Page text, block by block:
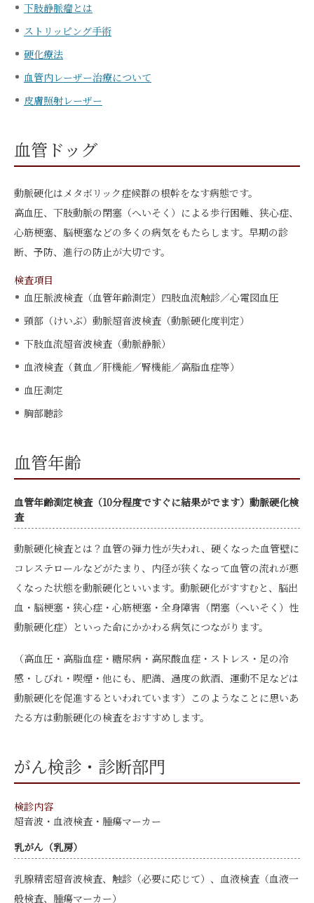
下肢静脈瘤とは
ストリッピング手術
硬化療法
血管内レーザー治療について
皮膚照射レーザー
血管ドッグ
動脈硬化はメタボリック症候群の根幹をなす病態です。
高血圧、下肢動脈の閉塞（へいそく）による歩行困難、狭心症、
心筋梗塞、脳梗塞などの多くの病気をもたらします。早期の診
断、予防、進行の防止が大切です。
検査項目
血圧脈波検査（血管年齢測定）四肢血流触診／心電図血圧
頸部（けいぶ）動脈超音波検査（動脈硬化度判定）
下肢血流超音波検査（動脈静脈）
血液検査（貧血／肝機能／腎機能／高脂血症等）
血圧測定
胸部聴診
血管年齢
血管年齢測定検査（10分程度ですぐに結果がでます）動脈硬化検
査
動脈硬化検査とは？血管の弾力性が失われ、硬くなった血管壁に
コレステロールなどがたまり、内径が狭くなって血管の流れが悪
くなった状態を動脈硬化といいます。動脈硬化がすすむと、脳出
血・脳梗塞・狭心症・心筋梗塞・全身障害（閉塞（へいそく）性
動脈硬化症）といった命にかかわる病気につながります。
（高血圧・高脂血症・糖尿病・高尿酸血症・ストレス・足の冷
感・しびれ・喫煙・他にも、肥満、過度の飲酒、運動不足などは
動脈硬化を促進するといわれています）このようなことに思いあ
たる方は動脈硬化の検査をおすすめします。
がん検診・診断部門
検診内容
超音波・血液検査・腫瘍マーカー
乳がん（乳房）
乳腺精密超音波検査、触診（必要に応じて）、血液検査（血液一
般検査、腫瘍マーカー）